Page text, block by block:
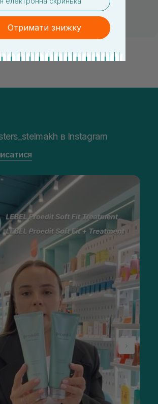
від косметологів
в Instagram
Отримати знижку